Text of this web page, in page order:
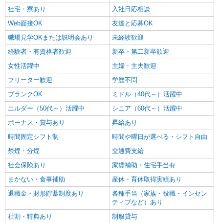
キープ 詳細を見る
パート
株式会社ベネミール（特別養護老人ホーム さかどロイヤルの園）
調理補助
時給1,141円以上 試用期間 時給1,141円以上
（2ヶ月 習熟度により変動）
特別養護老人ホーム さかどロイヤルの園
（埼玉県坂戸市大字森戸739-1）
キープ
社宅・寮あり
入社日応相談
Web面接OK
友達と応募OK
職場見学OKまたは説明会あり
未経験歓迎
経験者・有資格者歓迎
新卒・第二新卒歓迎
女性活躍中
主婦・主夫歓迎
フリーター歓迎
学歴不問
ブランクOK
ミドル（40代～）活躍中
エルダー（50代～）活躍中
シニア（60代～）活躍中
ボーナス・賞与あり
昇給あり
時間固定シフト制
時間や曜日が選べる・シフト自由
禁煙・分煙
交通費支給
社会保険あり
家賃補助・住宅手当有
まかない・食事補助
産休・育休取得実績あり
退職金・財形貯蓄制度あり
各種手当（家族・役職・インセン
ティブなど）あり
社割・特典あり
制服貸与